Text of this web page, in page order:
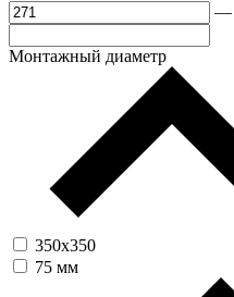
—
Монтажный диаметр
350х350
75 мм